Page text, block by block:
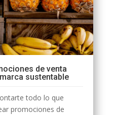
de venta
sustentable
todo lo que
promociones de